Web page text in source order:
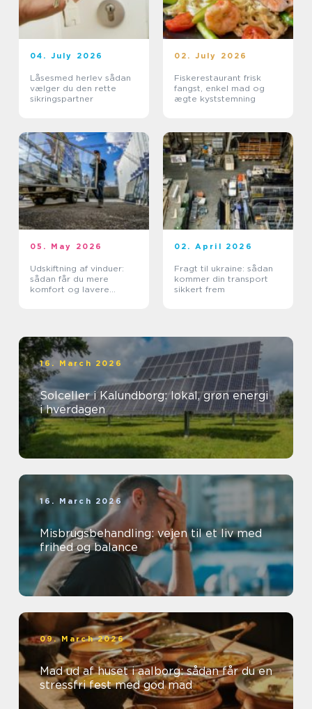
04. July 2026
Låsesmed herlev sådan
vælger du den rette
sikringspartner
02. July 2026
Fiskerestaurant frisk
fangst, enkel mad og
ægte kyststemning
05. May 2026
Udskiftning af vinduer:
sådan får du mere
komfort og lavere
02. April 2026
Fragt til ukraine: sådan
kommer din transport
sikkert frem
16. March 2026
Solceller i Kalundborg: lokal, grøn energi
i hverdagen
16. March 2026
Misbrugsbehandling: vejen til et liv med
frihed og balance
09. March 2026
Mad ud af huset i aalborg: sådan får du en
stressfri fest med god mad